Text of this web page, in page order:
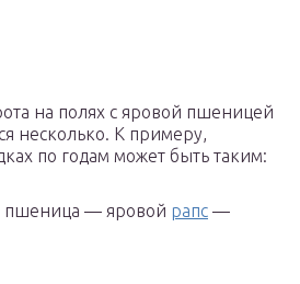
на полях с яровой пшеницей
несколько. К примеру,
по годам может быть таким:
пшеница — яровой рапс —